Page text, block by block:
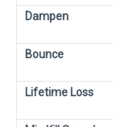
Dampen
Bounce
Lifetime Loss